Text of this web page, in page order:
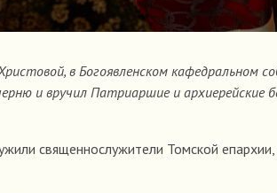
в Богоявленском кафедральном
и вручил Патриаршие и архиерейские
священнослужители Томской